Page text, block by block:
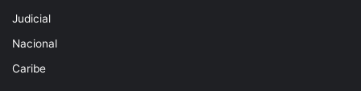
Judicial
Nacional
Caribe